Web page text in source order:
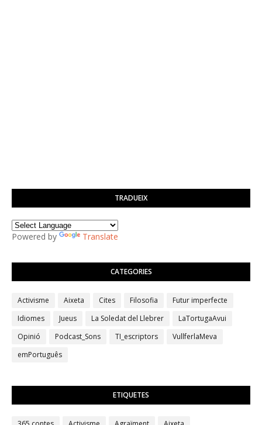
TRADUEIX
Powered by Translate
CATEGORIES
Activisme Aixeta Cites Filosofia
Futur imperfecte
Idiomes
Jueus La Soledat del Llebrer
LaTortugaAvui
Opinió
Podcast_Sons TI_escriptors
VullferlaMeva
emPortuguês
ETIQUETES